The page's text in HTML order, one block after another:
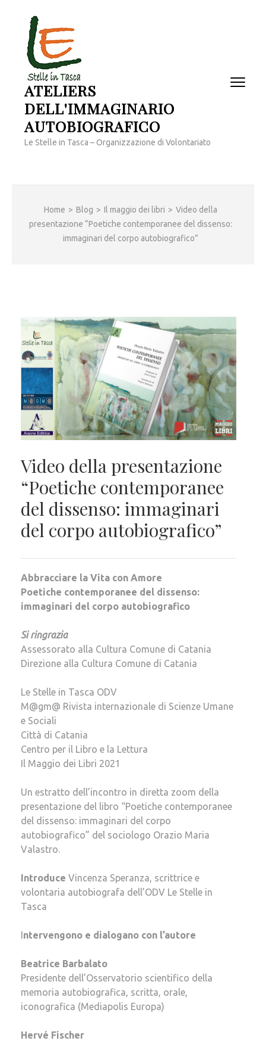
contenuto
(premi
invio)
ATELIERS
DELL'IMMAGINARIO
AUTOBIOGRAFICO
Le Stelle in Tasca – Organizzazione di Volontariato
Home > Blog > Il maggio dei libri > Video della
presentazione “Poetiche contemporanee del dissenso:
immaginari del corpo autobiografico”
Video della presentazione
“Poetiche contemporanee
del dissenso: immaginari
del corpo autobiografico”
Abbracciare la Vita con Amore
Poetiche contemporanee del dissenso:
immaginari del corpo autobiografico
Si ringrazia
Assessorato alla Cultura Comune di Catania
Direzione alla Cultura Comune di Catania
Le Stelle in Tasca ODV
M@gm@ Rivista internazionale di Scienze Umane
e Sociali
Città di Catania
Centro per il Libro e la Lettura
Il Maggio dei Libri 2021
Un estratto dell’incontro in diretta zoom della
presentazione del libro “Poetiche contemporanee
del dissenso: immaginari del corpo
autobiografico” del sociologo Orazio Maria
Valastro.
Introduce Vincenza Speranza, scrittrice e
volontaria autobiografa dell’ODV Le Stelle in
Tasca
Intervengono e dialogano con l’autore
Beatrice Barbalato
Presidente dell’Osservatorio scientifico della
memoria autobiografica, scritta, orale,
iconografica (Mediapolis Europa)
Hervé Fischer